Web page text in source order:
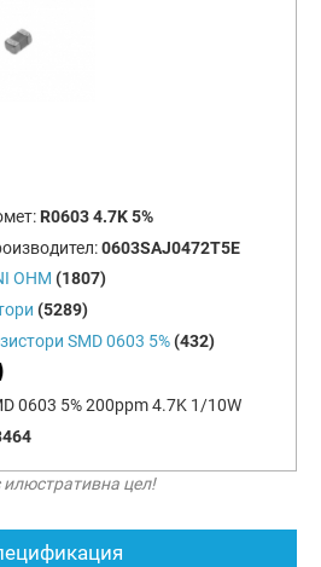
R0603 4.7K 5%
0603SAJ0472T5E
OHM (1807)
(5289)
SMD 0603 5% (432)
0603 5% 200ppm 4.7K 1/10W
цел!